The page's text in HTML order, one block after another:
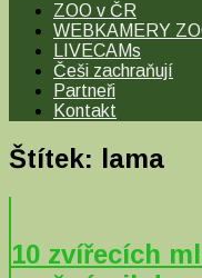
ZOO v ČR
WEBKAMERY
LIVECAMs
Češi zachraňují
Partneři
Kontakt
Štítek: lama
10 zvířecích